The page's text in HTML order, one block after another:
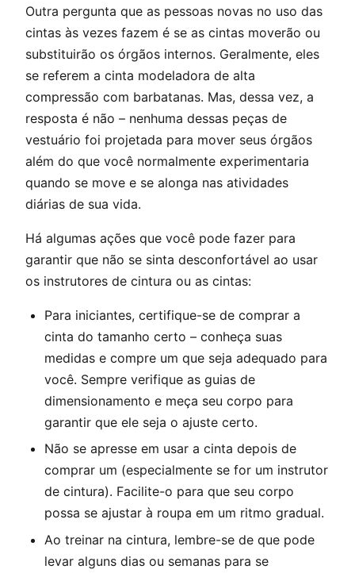
Outra pergunta que as pessoas novas no uso das
cintas às vezes fazem é se as cintas moverão ou
substituirão os órgãos internos. Geralmente, eles
se referem a cinta modeladora de alta
compressão com barbatanas. Mas, dessa vez, a
resposta é não – nenhuma dessas peças de
vestuário foi projetada para mover seus órgãos
além do que você normalmente experimentaria
quando se move e se alonga nas atividades
diárias de sua vida.
Há algumas ações que você pode fazer para
garantir que não se sinta desconfortável ao usar
os instrutores de cintura ou as cintas:
Para iniciantes, certifique-se de comprar a
cinta do tamanho certo – conheça suas
medidas e compre um que seja adequado para
você. Sempre verifique as guias de
dimensionamento e meça seu corpo para
garantir que ele seja o ajuste certo.
Não se apresse em usar a cinta depois de
comprar um (especialmente se for um instrutor
de cintura). Facilite-o para que seu corpo
possa se ajustar à roupa em um ritmo gradual.
Ao treinar na cintura, lembre-se de que pode
levar alguns dias ou semanas para se